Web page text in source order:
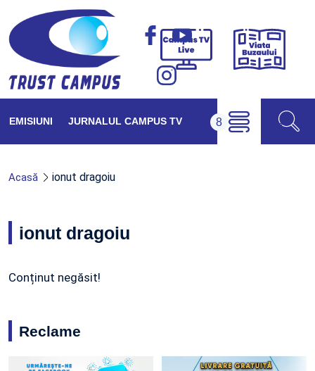
Campus
Viața
EMISIUNI JURNALUL CAMPUS TV
Acasă ionut dragoiu
ionut dragoiu
Conținut negăsit!
Reclame